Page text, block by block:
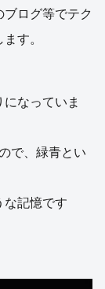
ログ等でテク
す。
なっていま
で、緑青とい
な記憶です